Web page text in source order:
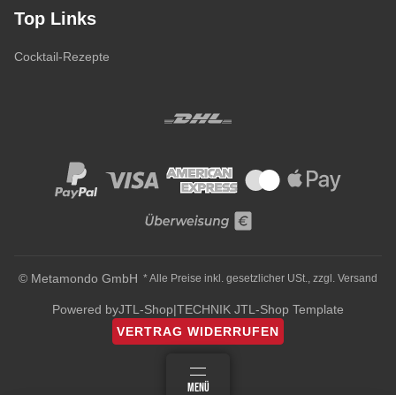
Top Links
Cocktail-Rezepte
© Metamondo GmbH * Alle Preise inkl. gesetzlicher USt., zzgl. Versand
Powered byJTL-Shop|TECHNIK JTL-Shop Template
VERTRAG WIDERRUFEN
MENÜ